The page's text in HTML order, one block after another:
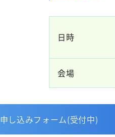
日時
会場
申し込みフォーム(受付中)